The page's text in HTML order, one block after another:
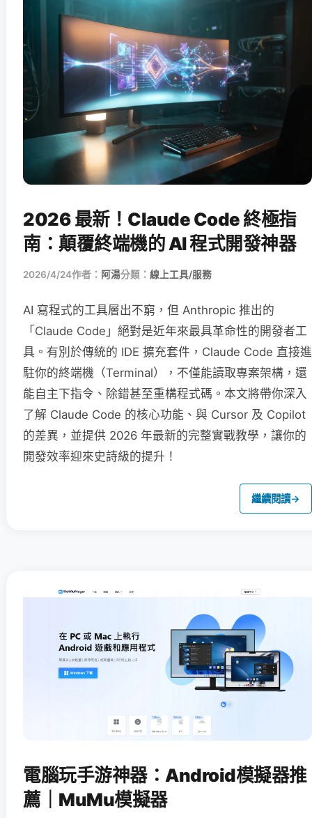
2026 最新！Claude Code 終極指
南：顛覆終端機的 AI 程式開發神器
2026/4/24作者： 阿湯分類： 線上工具/服務
AI 寫程式的工具層出不窮，但 Anthropic 推出的
「Claude Code」絕對是近年來最具革命性的開發者工
具。有別於傳統的 IDE 擴充套件，Claude Code 直接進
駐你的終端機（Terminal），不僅能讀取專案架構，還
能自主下指令、除錯甚至重構程式碼。本文將帶你深入
了解 Claude Code 的核心功能、與 Cursor 及 Copilot
的差異，並提供 2026 年最新的完整實戰教學，讓你的
開發效率迎來史詩級的提升！
繼續閱讀→
電腦玩手游神器：Android模擬器推
薦｜MuMu模擬器